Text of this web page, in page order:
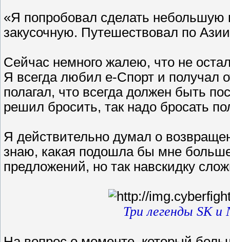
«Я попробовал сделать небольшую
закусочную. Путешествовал по
Сейчас немного жалею, что не
Я всегда любил е-Спорт и получал
полагал, что всегда должен быть
решил бросить, так надо бросать
Я действительно думал о
знаю, какая подошла бы мне
предложений, но так навскидку
Три легенды SK и